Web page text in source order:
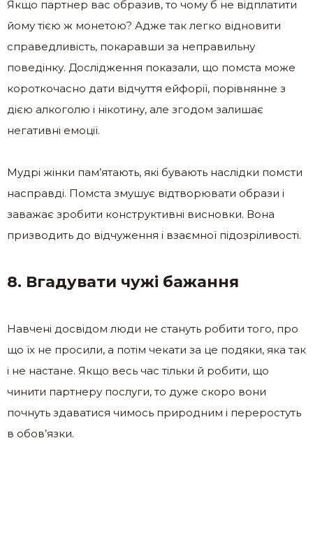
Якщо партнер вас образив, то чому б не відплатити
йому тією ж монетою? Адже так легко відновити
справедливість, покаравши за неправильну
поведінку. Дослідження показали, що помста може
короткочасно дати відчуття ейфорії, порівнянне з
дією алкоголю і нікотину, але згодом залишає
негативні емоції.
Мудрі жінки пам’ятають, які бувають наслідки помсти
насправді. Помста змушує відтворювати образи і
заважає зробити конструктивні висновки. Вона
призводить до відчуження і взаємної підозріливості.
8. Вгадувати чужі бажання
Навчені досвідом люди не стануть робити того, про
що їх не просили, а потім чекати за це подяки, яка так
і не настане. Якщо весь час тільки й робити, що
чинити партнеру послуги, то дуже скоро вони
почнуть здаватися чимось природним і переростуть
в обов’язки.